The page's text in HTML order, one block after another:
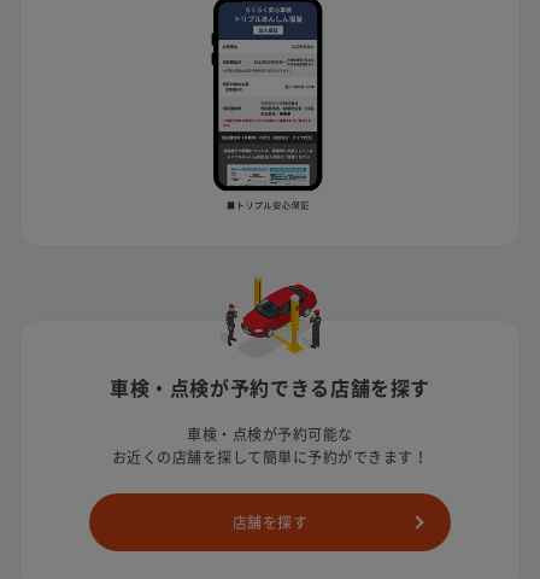
車検・点検が予約できる店舗を探す
車検・点検が予約可能な
お近くの店舗を探して簡単に予約ができます！
店舗を探す